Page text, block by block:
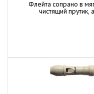
Флейта сопрано в
чистящий прутик,